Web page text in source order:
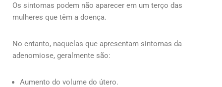
Os sintomas podem não aparecer em um terço das
mulheres que têm a doença.
No entanto, naquelas que apresentam sintomas da
adenomiose, geralmente são:
Aumento do volume do útero.